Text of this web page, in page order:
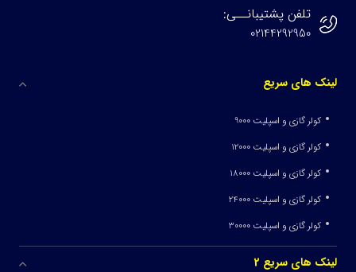
تلفن پشتیبانــی:
02144292950
لینک های سریع
کولر گازی و اسپلیت 9000
کولر گازی و اسپلیت 12000
کولر گازی و اسپلیت 18000
کولر گازی و اسپلیت 24000
کولر گازی و اسپلیت 30000
لینک های سریع 2